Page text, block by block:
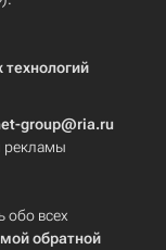
group@ria.ru
рекламы
обо всех
обратной